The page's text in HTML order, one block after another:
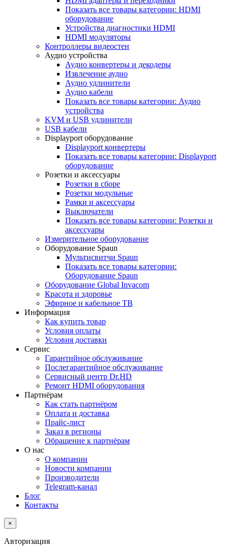
Показать все товары категории: HDMI
оборудование
Устройства диагностики HDMI
HDMI модуляторы
Контроллеры видеостен
Аудио устройства
Аудио конвертеры и декодеры
Извлечение аудио
Аудио удлинители
Аудио кабели
Показать все товары категории: Аудио
устройства
KVM и USB удлинители
USB кабели
Displayport оборудование
Displayport конвертеры
Показать все товары категории: Displayport
оборудование
Розетки и аксессуары
Розетки в сборе
Розетки модульные
Рамки и аксессуары
Выключатели
Показать все товары категории: Розетки и
аксессуары
Измерительное оборудование
Оборудование Spaun
Мультисвитчи Spaun
Показать все товары категории:
Оборудование Spaun
Оборудование Global Invacom
Красота и здоровье
Эфирное и кабельное ТВ
Информация
Как купить товар
Условия оплаты
Условия доставки
Сервис
Гарантийное обслуживание
Послегарантийное обслуживание
Сервисный центр Dr.HD
Ремонт HDMI оборудования
Партнёрам
Как стать партнёром
Оплата и доставка
Прайс-лист
Заказ в регионы
Обращение к партнёрам
О нас
О компании
Новости компании
Производители
Telegram-канал
Блог
Контакты
×
Авторизация